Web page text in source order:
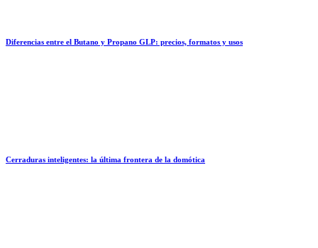
Diferencias entre el Butano y Propano GLP: precios, formatos y usos
Cerraduras inteligentes: la última frontera de la domótica